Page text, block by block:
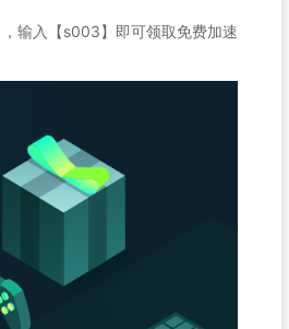
输入【s003】即可领取免费加速